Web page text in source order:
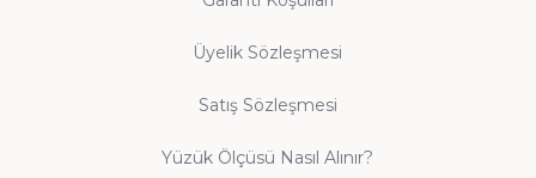
Üyelik Sözleşmesi
Satış Sözleşmesi
Yüzük Ölçüsü Nasıl Alınır?